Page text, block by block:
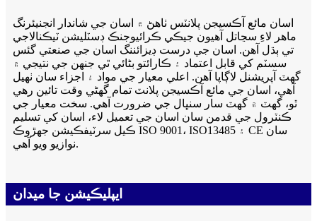
اسان مائع آڪسيجن پلانٽس ٺاهڻ ۾ اسان جي شاندار انجنيئرنگ
ماهر لاءِ سڃاتل آهيون جيڪي ڪرائيوجنڪ ڊسٽليشن ٽيڪنالاجي
تي ٻڌل آهن. اسان جي درست ڊيزائننگ اسان جي صنعتي گئس
سسٽم کي قابل اعتماد ۽ ڪارائتو بڻائي ٿي جنهن جي نتيجي ۾
گهٽ آپريشنل لاڳاپا آهن. اعلي معيار جي مواد ۽ اجزاء سان ٺهيل
آهي، اسان جي مائع آڪسيجن پلانٽ تمام گهڻي وقت تائين رهي
ٿو، گهٽ ۾ گهٽ سار سنڀال جي ضرورت آهي. سخت معيار جي
ڪنٽرول جي قدمن سان اسان جي تعميل لاء، اسان کي تسليم
ڪيل سرٽيفڪيشن جهڙوڪ ISO 9001، ISO13485 ۽ CE سان
نوازيو ويو آهي.
ايپليڪيشن جا ميدان